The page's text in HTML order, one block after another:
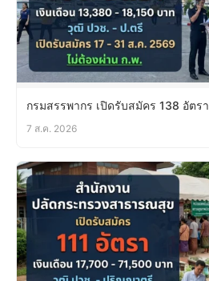
กรมสรรพากร เปิดรับสมัคร 138 อัตรา
7 ส.ค. 2026